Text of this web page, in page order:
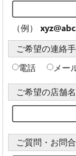
（例）
ご希望の連絡
電話
メー
ご希望の店舗名
ご質問・お問